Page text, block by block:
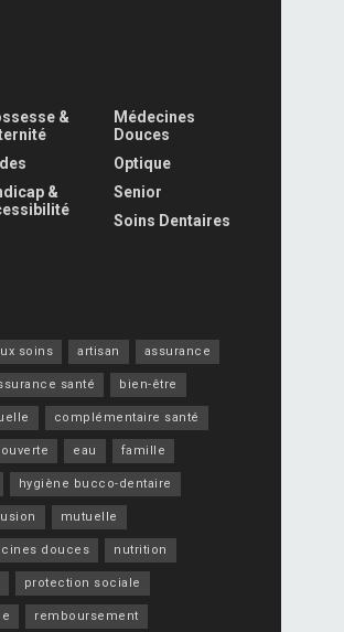
&
&
Médecines
Douces
Optique
Senior
Soins Dentaires
soins artisan assurance
santé bien-être
complémentaire santé
eau famille
hygiène bucco-dentaire
mutuelle
douces nutrition
protection sociale
remboursement